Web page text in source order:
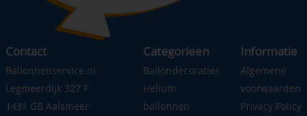
Contact
Ballonnenservice.nl
Legmeerdijk 327 F
1431 GB Aalsmeer
Categorieen
Ballondecoraties
Helium
ballonnen
Informatie
Algemene
voorwaarden
Privacy Policy